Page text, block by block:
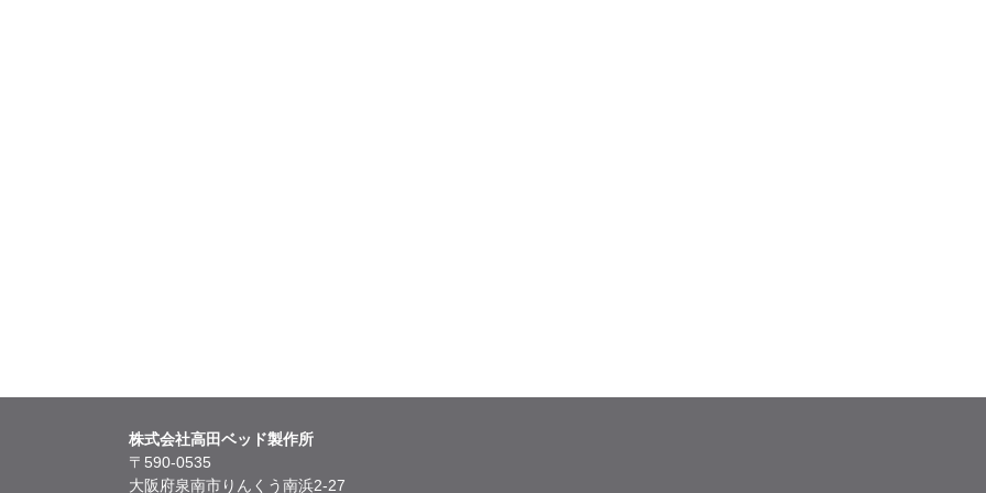
株式会社高田ベッド製作所
〒590-0535
大阪府泉南市りんくう南浜2-27